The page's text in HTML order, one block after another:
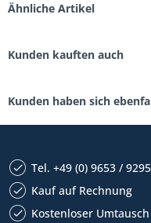
Ähnliche Artikel
Kunden kauften auch
Kunden haben sich
Tel. +49 (0) 9653 /
Kauf auf Rechnung
Kostenloser Umtausch